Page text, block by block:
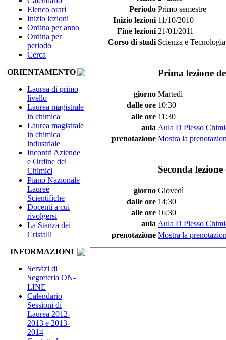
Elenco orari
Inizio lezioni
Ordina per anno
Ordina per
periodo
Cerca
ORIENTAMENTO
Laurea di primo
livello
Laurea magistrale
in chimica
Laurea magistrale
in chimica
industriale
Incontri Aziende
e Ordine dei
Chimici
Piano Nazionale
Lauree
Scientifiche
Docenti a cui
rivolgersi
La Stanza dei
Cristalli
INFORMAZIONI
Servizi di
Segreteria ON-
LINE
Calendario
Sessioni di
Laurea 2012-
2013 e 2013-
2014
Periodo Primo semestre
Inizio lezioni 11/10/2010
Fine lezioni 21/01/2011
Corso di studi Scienza e
Prima lezione
giorno Martedì
dalle ore 10:30
alle ore 11:30
aula Aula D Plesso
prenotazione Mostra la
Seconda
giorno Giovedì
dalle ore 14:30
alle ore 16:30
aula Aula D Plesso
prenotazione Mostra la